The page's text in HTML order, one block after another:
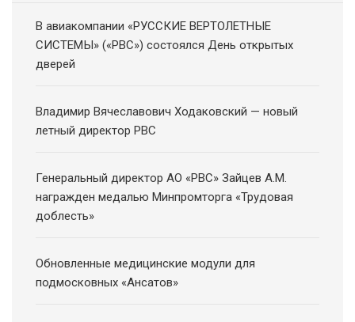
В авиакомпании «РУССКИЕ ВЕРТОЛЕТНЫЕ
СИСТЕМЫ» («РВС») состоялся День открытых
дверей
Владимир Вячеславович Ходаковский — новый
летный директор РВС
Генеральный директор АО «РВС» Зайцев А.М.
награжден медалью Минпромторга «Трудовая
доблесть»
Обновленные медицинские модули для
подмосковных «Ансатов»